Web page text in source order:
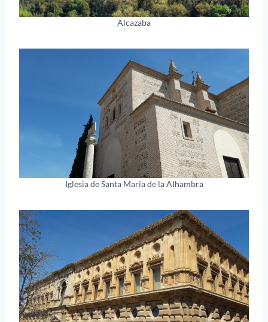
Alcazaba
Iglesia de Santa Maria de la Alhambra